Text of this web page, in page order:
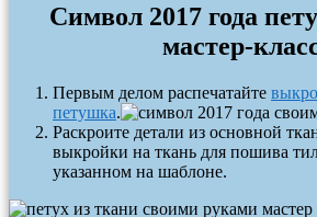
Символ 2017 года
мастер-
Первым делом распечатайте
петушка.
Раскроите детали из основной
выкройки на ткань для пошива
указанном на шаблоне.